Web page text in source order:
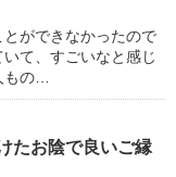
とができなかったので
て、すごいなと感じ
の…
たお陰で良いご縁